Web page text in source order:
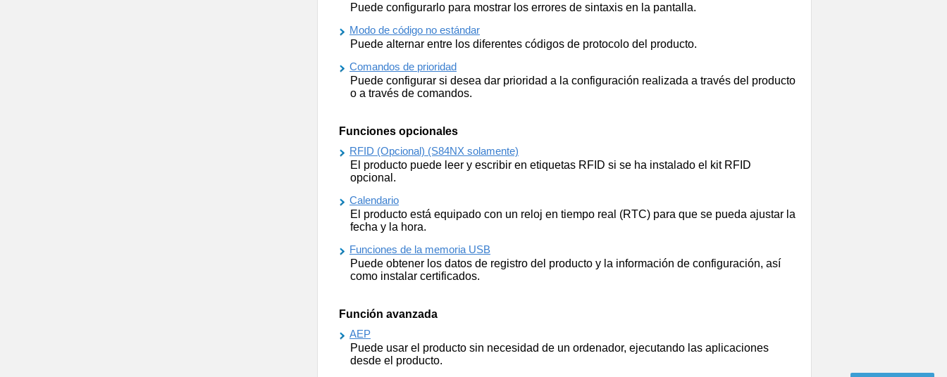
Puede configurarlo para mostrar los errores de sintaxis en la pantalla.
Modo de código no estándar
Puede alternar entre los diferentes códigos de protocolo del producto.
Comandos de prioridad
Puede configurar si desea dar prioridad a la configuración realizada a través del producto
o a través de comandos.
Funciones opcionales
RFID (Opcional) (S84NX solamente)
El producto puede leer y escribir en etiquetas RFID si se ha instalado el kit RFID
opcional.
Calendario
El producto está equipado con un reloj en tiempo real (RTC) para que se pueda ajustar la
fecha y la hora.
Funciones de la memoria USB
Puede obtener los datos de registro del producto y la información de configuración, así
como instalar certificados.
Función avanzada
AEP
Puede usar el producto sin necesidad de un ordenador, ejecutando las aplicaciones
desde el producto.